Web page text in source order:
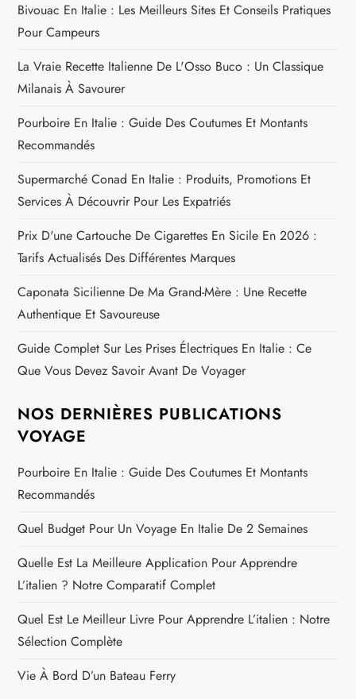
r
t
i
c
l
e
Bivouac En Italie : Les Meilleurs Sites Et Conseils Pratiques
Pour Campeurs
La Vraie Recette Italienne De L'Osso Buco : Un Classique
Milanais À Savourer
Pourboire En Italie : Guide Des Coutumes Et Montants
Recommandés
Supermarché Conad En Italie : Produits, Promotions Et
Services À Découvrir Pour Les Expatriés
Prix D'une Cartouche De Cigarettes En Sicile En 2026 :
Tarifs Actualisés Des Différentes Marques
Caponata Sicilienne De Ma Grand-Mère : Une Recette
Authentique Et Savoureuse
Guide Complet Sur Les Prises Électriques En Italie : Ce
Que Vous Devez Savoir Avant De Voyager
NOS DERNIÈRES PUBLICATIONS
VOYAGE
Pourboire En Italie : Guide Des Coutumes Et Montants
Recommandés
Quel Budget Pour Un Voyage En Italie De 2 Semaines
Quelle Est La Meilleure Application Pour Apprendre
L’italien ? Notre Comparatif Complet
Quel Est Le Meilleur Livre Pour Apprendre L’italien : Notre
Sélection Complète
Vie À Bord D’un Bateau Ferry